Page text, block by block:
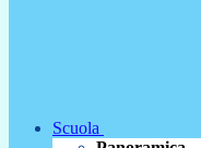
Scuola